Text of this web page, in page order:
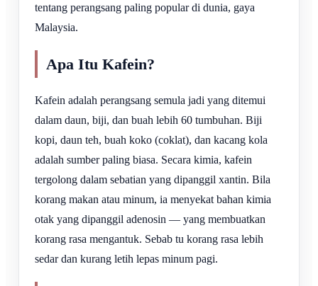
tentang perangsang paling popular di dunia, gaya
Malaysia.
Apa Itu Kafein?
Kafein adalah perangsang semula jadi yang ditemui
dalam daun, biji, dan buah lebih 60 tumbuhan. Biji
kopi, daun teh, buah koko (coklat), dan kacang kola
adalah sumber paling biasa. Secara kimia, kafein
tergolong dalam sebatian yang dipanggil xantin. Bila
korang makan atau minum, ia menyekat bahan kimia
otak yang dipanggil adenosin — yang membuatkan
korang rasa mengantuk. Sebab tu korang rasa lebih
sedar dan kurang letih lepas minum pagi.